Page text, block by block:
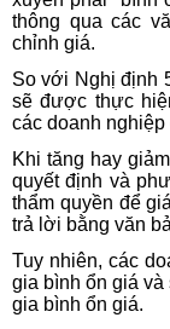
thông qua các
chỉnh giá.
So với Nghị định
sẽ được thực
các doanh nghiệp
Khi tăng hay
quyết định và
thẩm quyền để
trả lời bằng văn
Tuy nhiên, các
gia bình ổn giá
gia bình ổn giá.